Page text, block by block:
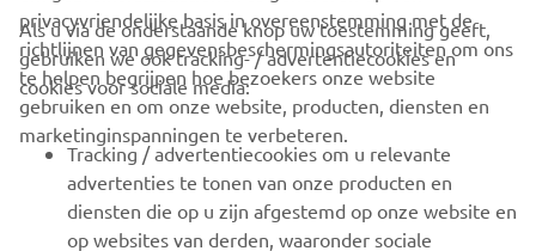
CORPORATE
VOOR BEDRIJVEN
MEER YAMAHA
ONDERSTEUNING
richtlijnen van gegevensbeschermingsautoriteiten om ons
te helpen begrijpen hoe bezoekers onze website
gebruiken en om onze website, producten, diensten en
marketinginspanningen te verbeteren.
gebruiken we ook tracking- / advertentiecookies en
cookies voor sociale media:
Tracking / advertentiecookies om u relevante
advertenties te tonen van onze producten en
diensten die op u zijn afgestemd op onze website en
op websites van derden, waaronder sociale
mediaplatforms zoals Facebook, op basis van uw